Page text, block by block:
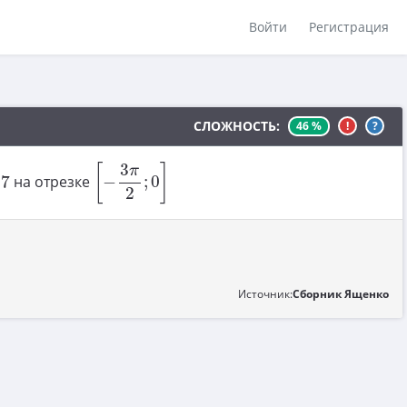
Войти Регистрация
СЛОЖНОСТЬ: 46 % ! ?
7 на отрезке −
3π
2
;0
[− π ]
Источник:Сборник Ященко